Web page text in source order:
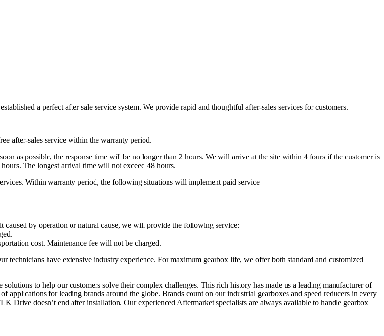
a perfect after sale service system. We provide rapid and thoughtful after-sales services for customers.
after-sales service within the warranty period.
as possible, the response time will be no longer than 2 hours. We will arrive at the site within 4 fours if the customer is
The longest arrival time will not exceed 48 hours.
Within warranty period, the following situations will implement paid service
by operation or natural cause, we will provide the following service:
cost. Maintenance fee will not be charged.
technicians have extensive industry experience. For maximum gearbox life, we offer both standard and customized
to help our customers solve their complex challenges. This rich history has made us a leading manufacturer of
applications for leading brands around the globe. Brands count on our industrial gearboxes and speed reducers in every
Drive doesn’t end after installation. Our experienced Aftermarket specialists are always available to handle gearbox